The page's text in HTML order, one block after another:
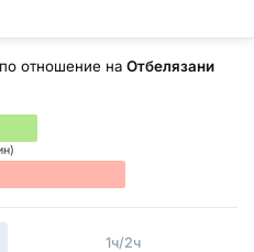
по отношение на Отбелязани
1ч/2ч